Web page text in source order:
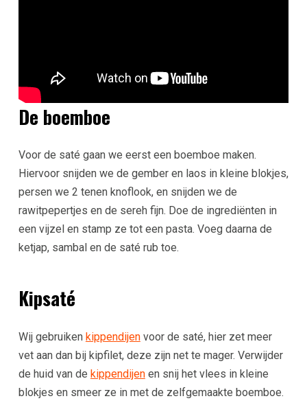
De boemboe
Voor de saté gaan we eerst een boemboe maken.
Hiervoor snijden we de gember en laos in kleine blokjes,
persen we 2 tenen knoflook, en snijden we de
rawitpepertjes en de sereh fijn. Doe de ingrediënten in
een vijzel en stamp ze tot een pasta. Voeg daarna de
ketjap, sambal en de saté rub toe.
Kipsaté
Wij gebruiken kippendijenvoor de saté, hier zet meer
vet aan dan bij kipfilet, deze zijn net te mager. Verwijder
de huid van de kippendijenen snij het vlees in kleine
blokjes en smeer ze in met de zelfgemaakte boemboe.